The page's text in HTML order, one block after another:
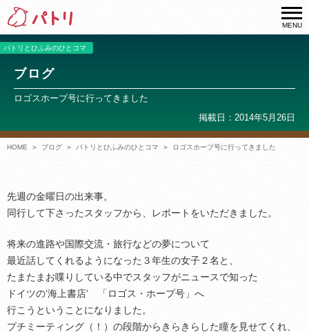
MENU
パトリとひふみのひとコマ
ブログ
ロゴスホープ号に行ってきました
掲載日：2014年5月26日
HOME ブログ パトリとひふみのひとコマ ロゴスホープ号に行ってきました
先週の金曜日の出来事。
同行して下さったスタッフから、レポートをいただきました。
将来の進路や国際交流・旅行などの夢について
最近話してくれるようになった３年生の女子２名と、
たまたまお喋りしている中でスタッフがニュースで知った
ドイツの’海上書店’ 「ロゴス・ホープ号」へ
行こうということになりました。
プチミーティング（！）の段階からきらきらした瞳を見せてくれ、